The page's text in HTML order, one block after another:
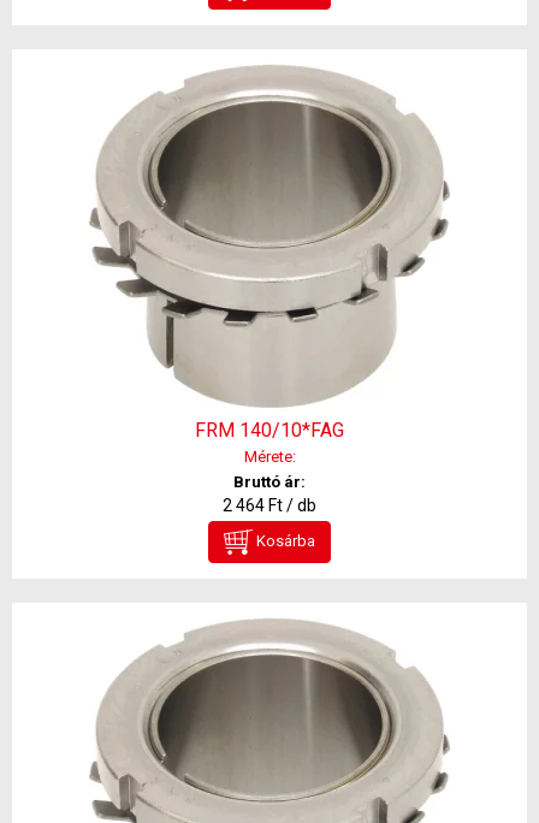
FRM 140/10*FAG
Mérete:
Bruttó ár:
2 464 Ft / db
Kosárba